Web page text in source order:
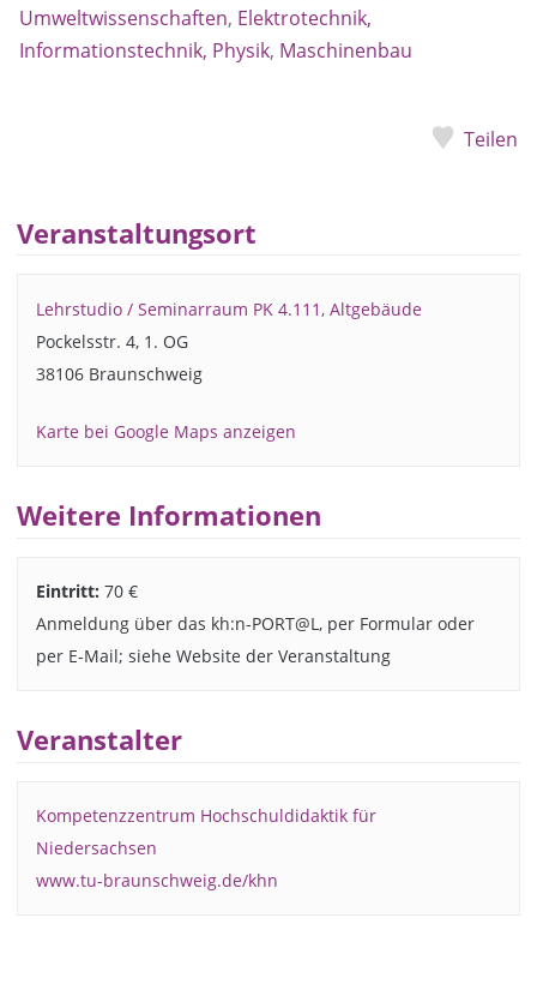
Umweltwissenschaften, Elektrotechnik,
Informationstechnik, Physik, Maschinenbau
Teilen
Veranstaltungsort
Lehrstudio / Seminarraum PK 4.111, Altgebäude
Pockelsstr. 4, 1. OG
38106 Braunschweig
Karte bei Google Maps anzeigen
Weitere Informationen
Eintritt: 70 €
Anmeldung über das kh:n-PORT@L, per Formular oder
per E-Mail; siehe Website der Veranstaltung
Veranstalter
Kompetenzzentrum Hochschuldidaktik für
Niedersachsen
www.tu-braunschweig.de/khn